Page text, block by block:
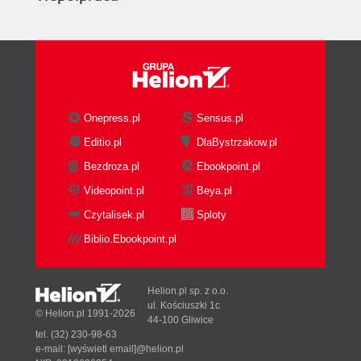
Wyszukiwanie plików za pomocą polecenia
Lokalizowanie plików przy pomocy polecenia
Sprawdzanie znaczenia poleceń za pomocą
whatis i apropos (67)
Czytanie plików i katalogów (69)
Wyświetlanie zawartości katalogów za
Wyświetlanie zawartości katalogów za
pomocą poleceń dir i vdir (72)
Graficzne przedstawienie listy plików za
pomocą polecenia tree (72)
Wyświetlanie i łączenie plików za pomocą
polecenia cat (74)
Onepress.pl
Sensus.pl
Editio.pl
DlaBystrzakow.pl
Bezdroza.pl
Ebookpoint.pl
Videopoint.pl
Beya.pl
Czytalisek.pl
Sploty
Biblio.Ebookpoint.pl
© Helion.pl 1991-2026
Helion.pl sp. z o.o.
ul. Kościuszki 1c
44-100 Gliwice
tel. (32) 230-98-63
e-mail: [wyświetl email]@helion.pl